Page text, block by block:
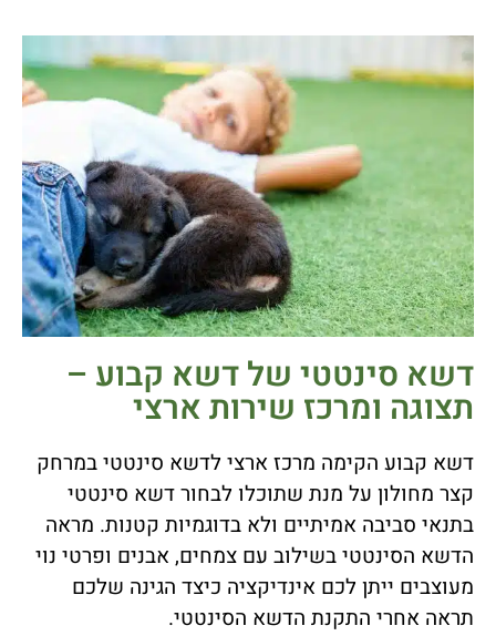
דשא סינטטי של דשא קבוע –
תצוגה ומרכז שירות ארצי
דשא קבוע הקימה מרכז ארצי לדשא סינטטי במרחק
קצר מחולון על מנת שתוכלו לבחור דשא סינטטי
בתנאי סביבה אמיתיים ולא בדוגמיות קטנות. מראה
הדשא הסינטטי בשילוב עם צמחים, אבנים ופרטי נוי
מעוצבים ייתן לכם אינדיקציה כיצד הגינה שלכם
תראה אחרי התקנת הדשא הסינטטי.